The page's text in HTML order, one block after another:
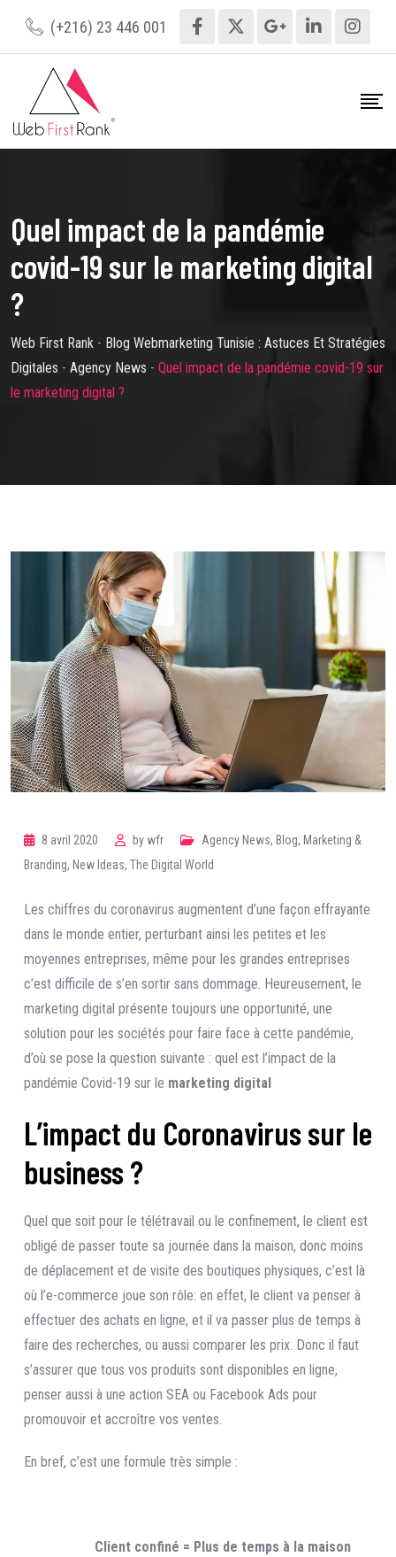
(+216) 23 446 001
Quel impact de la pandémie
covid-19 sur le marketing digital
?
Web First Rank - Blog Webmarketing Tunisie : Astuces Et Stratégies
Digitales - Agency News - Quel impact de la pandémie covid-19 sur
le marketing digital ?
8 avril 2020 by wfr Agency News, Blog, Marketing &
Branding, New Ideas, The Digital World
Les chiffres du coronavirus augmentent d’une façon effrayante
dans le monde entier, perturbant ainsi les petites et les
moyennes entreprises, même pour les grandes entreprises
c’est difficile de s’en sortir sans dommage. Heureusement, le
marketing digital présente toujours une opportunité, une
solution pour les sociétés pour faire face à cette pandémie,
d’où se pose la question suivante : quel est l’impact de la
pandémie Covid-19 sur le marketing digital
L’impact du Coronavirus sur le
business ?
Quel que soit pour le télétravail ou le confinement, le client est
obligé de passer toute sa journée dans la maison, donc moins
de déplacement et de visite des boutiques physiques, c’est là
où l’e-commerce joue son rôle: en effet, le client va penser à
effectuer des achats en ligne, et il va passer plus de temps à
faire des recherches, ou aussi comparer les prix. Donc il faut
s’assurer que tous vos produits sont disponibles en ligne,
penser aussi à une action SEA ou Facebook Ads pour
promouvoir et accroître vos ventes.
En bref, c’est une formule très simple :
Client confiné = Plus de temps à la maison